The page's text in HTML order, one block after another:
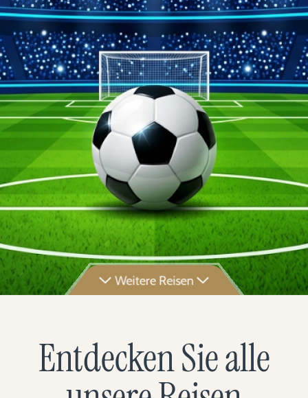
Weitere Reisen
Entdecken Sie alle